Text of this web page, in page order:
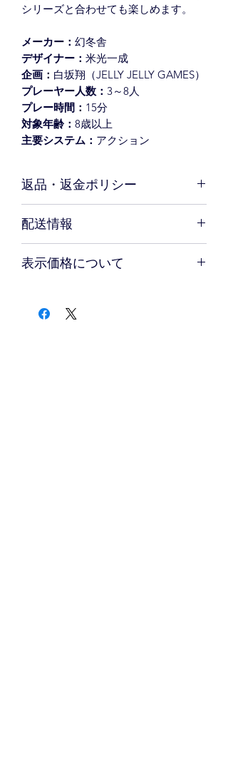
シリーズと合わせても楽しめます。
メーカー： 幻冬舎
デザイナー： 米光一成
企画： 白坂翔（JELLY JELLY GAMES）
プレーヤー人数： 3～8人
プレー時間： 15分
対象年齢： 8歳以上
主要システム： アクション
返品・返金ポリシー
しております。初期不良による返品時
の送料は当店で負担いたします。シュ
リンク破れ、軽微な箱のへこみなど、
内容物に影響が及ばない程度の破損に
をいたしかねます。
配送情報
円（税込）以上の場合の送料は全国一
表示価格について
記の送料がかかります。